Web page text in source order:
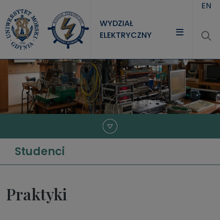
WYDZIAŁ
ELEKTRYCZNY
WYDZIAŁ
STUDIA
NAUKA
EN
Studenci
Praktyki